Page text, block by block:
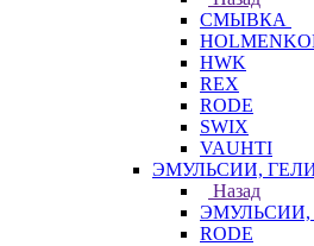
СМЫВКА
HWK
REX
RODE
SWIX
VAUHTI
ЭМУЛЬСИИ,
Назад
ЭМУЛЬСИИ,
RODE